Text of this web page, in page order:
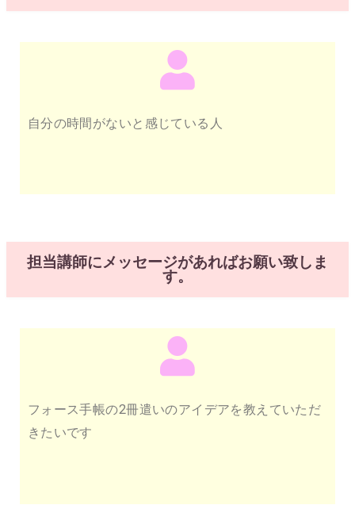
自分の時間がないと感じている人
担当講師にメッセージがあればお願い致しま
す。
フォース手帳の2冊遣いのアイデアを教えていただ
きたいです